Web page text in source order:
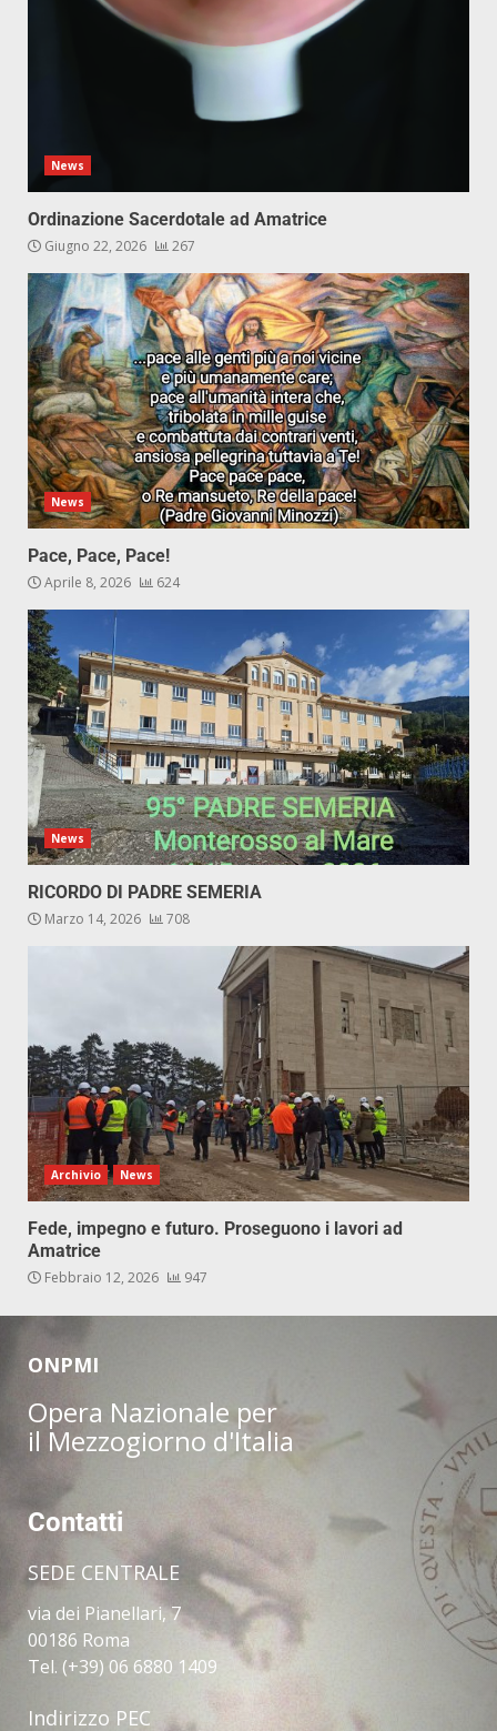
News
Ordinazione Sacerdotale ad Amatrice
Giugno 22, 2026 267
News
Pace, Pace, Pace!
Aprile 8, 2026 624
News
RICORDO DI PADRE SEMERIA
Marzo 14, 2026 708
Archivio News
Fede, impegno e futuro. Proseguono i lavori ad
Amatrice
Febbraio 12, 2026 947
ONPMI
Opera Nazionale per
il Mezzogiorno d'Italia
Contatti
SEDE CENTRALE
via dei Pianellari, 7
00186 Roma
Tel. (+39) 06 6880 1409
Indirizzo PEC